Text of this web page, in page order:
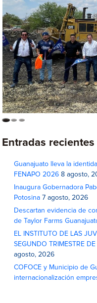
Entradas recientes
Guanajuato lleva la
FENAPO 2026 8 agosto,
Inaugura Gobernadora
Potosina 7 agosto, 2026
Descartan evidencia de
de Taylor Farms
EL INSTITUTO DE LAS
SEGUNDO TRIMESTRE
agosto, 2026
COFOCE y Municipio de
internacionalización